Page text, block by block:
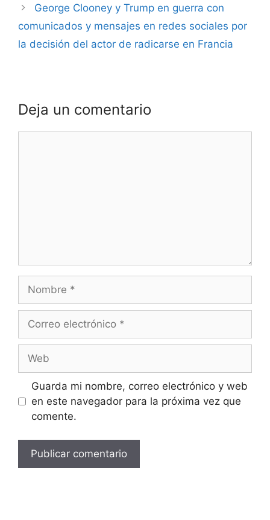
George Clooney y Trump en guerra con
comunicados y mensajes en redes sociales por
la decisión del actor de radicarse en Francia
Deja un comentario
Guarda mi nombre, correo electrónico y web
en este navegador para la próxima vez que
comente.